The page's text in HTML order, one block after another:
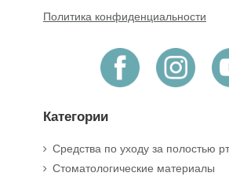
Политика конфиденциальности
Категории
Средства по уходу за полостью
Стоматологические материалы